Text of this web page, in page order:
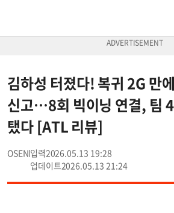
김하성 터졌다! 복귀 2G 만
신고…8회 빅이닝 연결, 팀
탰다 [ATL 리뷰]
OSEN
2026.05.13 19:28
2026.05.13 21:24